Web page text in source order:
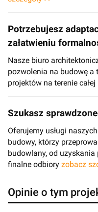
Potrzebujesz
załatwieniu
Nasze biuro
pozwolenia na budowę a
projektów na terenie całej
Szukasz
Oferujemy usługi
budowy, którzy
budowlany, od
finalne odbiory zobacz
Opinie o tym